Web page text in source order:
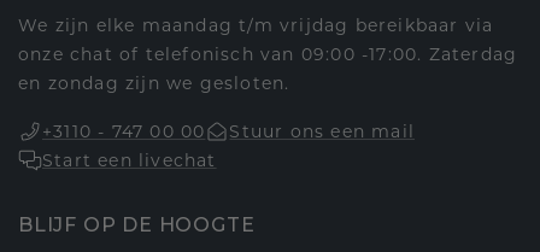
We zijn elke maandag t/m vrijdag bereikbaar via
onze chat of telefonisch van 09:00 -17:00. Zaterdag
en zondag zijn we gesloten.
+3110 - 747 00 00
Stuur ons een mail
Start een livechat
BLIJF OP DE HOOGTE